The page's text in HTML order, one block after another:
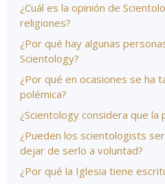
¿Cuál es la opinión de
religiones?
¿Por qué hay algunas
Scientology?
¿Por qué en ocasiones se ha
polémica?
¿Scientology considera que la
¿Pueden los scientologists
dejar de serlo a voluntad?
¿Por qué la Iglesia tiene